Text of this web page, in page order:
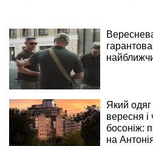
Який
вересня
босоніж:
на